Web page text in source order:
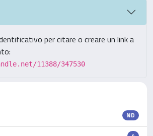
per citare o creare un link a
11388/347530
ND